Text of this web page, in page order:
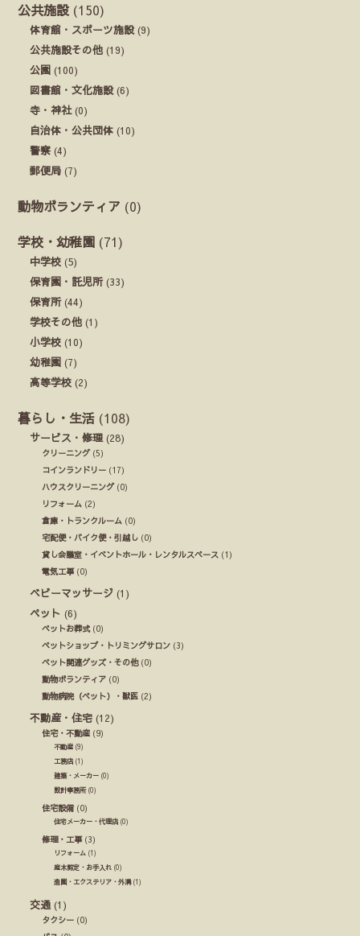
公共施設 (150)
体育館・スポーツ施設(9)
公共施設その他 (19)
公園 (100)
図書館・文化施設(6)
寺・神社(0)
自治体・公共団体 (10)
警察 (4)
郵便局 (7)
動物ボランティア (0)
学校・幼稚園 (71)
中学校 (5)
保育園・託児所(33)
保育所(44)
学校その他 (1)
小学校 (10)
幼稚園 (7)
高等学校 (2)
暮らし・生活 (108)
サービス・修理 (28)
クリーニング(5)
コインランドリー (17)
ハウスクリーニング(0)
リフォーム (2)
倉庫・トランクルーム (0)
宅配便・バイク便・引越し (0)
貸し会議室・イベントホール・レンタルスペース (1)
電気工事(0)
ベビーマッサージ (1)
ペット (6)
ペットお葬式(0)
ペットショップ・トリミングサロン (3)
ペット関連グッズ・その他(0)
動物ボランティア (0)
動物病院（ペット）・獣医 (2)
不動産・住宅 (12)
住宅・不動産 (9)
不動産 (9)
工務店 (1)
建築・メーカー (0)
設計事務所(0)
住宅設備(0)
住宅メーカー・代理店 (0)
修理・工事(3)
リフォーム (1)
庭木剪定・お手入れ (0)
造園・エクステリア・外溝(1)
交通 (1)
タクシー (0)